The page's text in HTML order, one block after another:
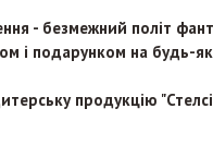
- безмежний політ
і подарунком на будь-
продукцію